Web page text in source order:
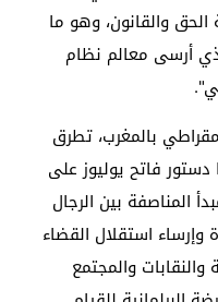
والقانون، وهو ما
أرسى معالم نظام
بالمغرب، تطرق
فاتح يوليوز على
المناصفة بين الرجال
وإرساء استقلال القضاء
والمجتمع